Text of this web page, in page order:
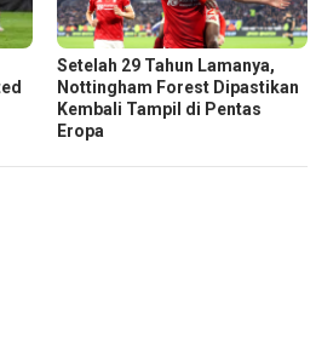
Setelah 29 Tahun Lamanya,
Nottingham Forest Dipastikan
Kembali Tampil di Pentas
Eropa